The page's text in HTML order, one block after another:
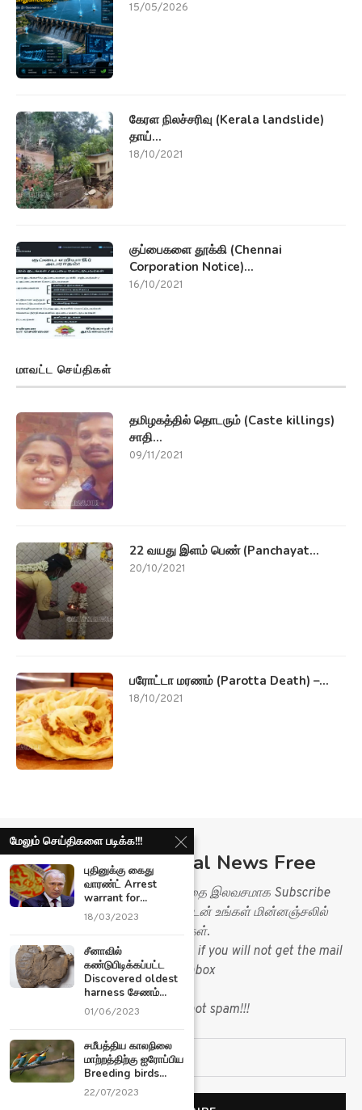
15/05/2026
கேரள நிலச்சரிவு (Kerala landslide)
தாய்...
18/10/2021
குப்பைகளை தூக்கி (Chennai
Corporation Notice)...
16/10/2021
மாவட்ட செய்திகள்
தமிழகத்தில் தொடரும் (Caste killings)
சாதி...
09/11/2021
22 வயது இளம் பெண் (Panchayat...
20/10/2021
பரோட்டா மரணம் (Parotta Death) –...
18/10/2021
Subscribe Ariviyal News Free
Ariviyal News இணையதளத்தை இலவசமாக Subscribe
செய்து செய்திகளை உடனுக்குடன் உங்கள் மின்னஞ்சலில்
பெறுங்கள்.
Please check your spam folder, if you will not get the mail
in you inbox
mark mail as not spam!!!
மேலும் செய்திகளை படிக்க!!!
புதினுக்கு கைது
வாரண்ட் Arrest
warrant for...
18/03/2023
சீனாவில்
கண்டுபிடிக்கப்பட்ட
Discovered oldest
harness சேணம்...
01/06/2023
சமீபத்திய காலநிலை
மாற்றத்திற்கு ஐரோப்பிய
Breeding birds...
22/07/2023